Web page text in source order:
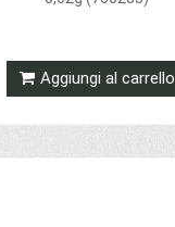
Aggiungi al carrello